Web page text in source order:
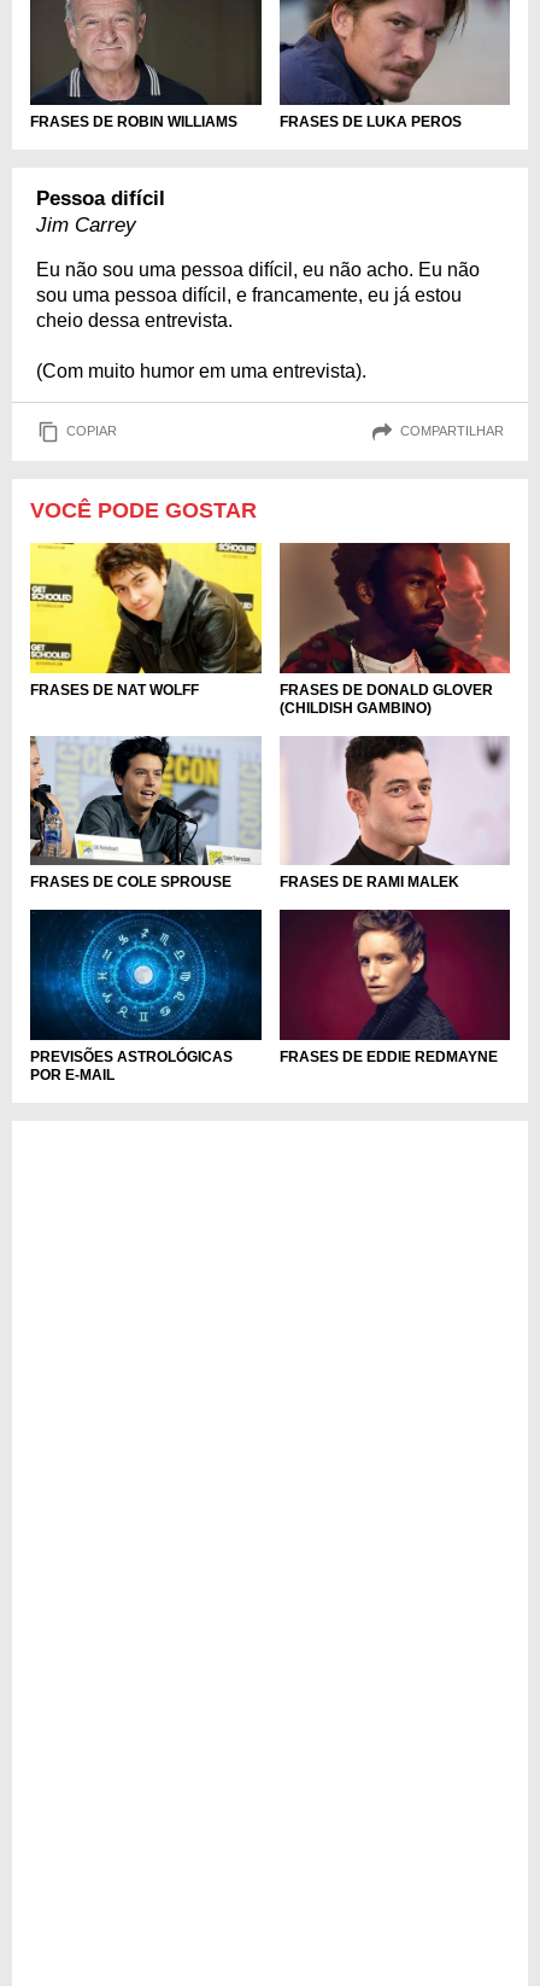
FRASES DE ROBIN WILLIAMS FRASES DE LUKA PEROS
Pessoa difícil
Jim Carrey
Eu não sou uma pessoa difícil, eu não acho. Eu não
sou uma pessoa difícil, e francamente, eu já estou
cheio dessa entrevista.
(Com muito humor em uma entrevista).
COPIAR COMPARTILHAR
VOCÊ PODE GOSTAR
FRASES DE NAT WOLFF
FRASES DE DONALD GLOVER
(CHILDISH GAMBINO)
FRASES DE COLE SPROUSE FRASES DE RAMI MALEK
PREVISÕES ASTROLÓGICAS
POR E-MAIL
FRASES DE EDDIE REDMAYNE